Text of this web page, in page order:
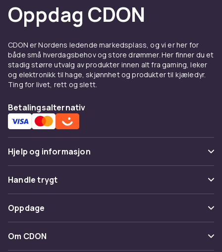
Hos CDON finner du Skjermbeskyttere fra
priser. Vårt brede sortiment dekker alle
prisklasser, fra innstegsmodeller til avanserte
profesjonelle løsninger. Alle produkter er
sertifiserte og møter europeiske kvalitets- og
sikkerhetsstandarder.
Når du kjøper Skjermbeskyttere hos CDON, får
du tilgang til produktbeskrivelser med
detaljerte spesifikasjoner, kundeanmeldelser
rask levering og enkel retur.
Fordeler og bruksanvisning
for Skjermbeskyttere
Hos CDON finner du Skjermbeskyttere fra
ledende produsenter til konkurransedyktige
priser. Vårt brede sortiment dekker alle
Oppdag CDON
CDON er Nordens ledende markedsplass, og vi er her for
både små hverdagsbehov og store drømmer. Her finner du et
stadig større utvalg av produkter innen alt fra gaming, leker
og elektronikk til hage, skjønnhet og produkter til kjæledyr.
Ting for livet, rett og slett.
Betalingsalternativ
Hjelp og informasjon
Vanlige spørsmål
Spor pakke
Angre & returner her
Kontakt oss
Handle trygt
Betaling
Levering
Oppdage
Kategorier
Om CDON